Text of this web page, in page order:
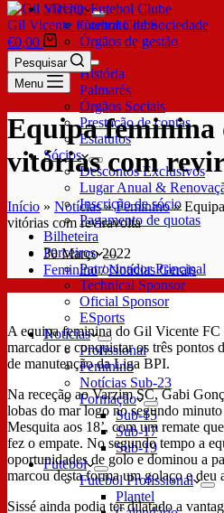
SDUQ
Contrato de Sociedade
Órgãos de gestão
Clube
História
Palmarés
Órgãos Sociais
Prestação de contas
Estatutos
Sócios
Descontos Exclusivos
Lugar Anual &
Inscrição de sócio
Pagamento de quotas
Bilheteira
Parceiros
Patrocinador Principal
Technical Sponsor
Oficial Sponsor
ESports
Notícias
Profissional
Feminino
Notícias Sub-23
Formação
Sub-15
Sub-17
Sub-19
Futebol
Futebol Profissional
Plantel
Gil Vicente Futebol Clube
€0,00
Pesquisar
Menu
Equipa feminina
vitórias com
Início » Notícias»Feminino»
vitórias com reviravolta
30 Março 2022
Feminino/Notícias Gerais
A equipa feminina do Gil Vicente FC
marcador e conquistar os três pontos
de manutenção da Liga BPI.
Na receção ao Varzim SC, Gabi
lobas do mar logo no segundo
Mesquita aos 18’, com um remate
fez o empate. No segundo tempo a
oportunidades de golo e dominou a
marcou desta forma um golaço e deu
Sissé ainda podia ter dilatado a